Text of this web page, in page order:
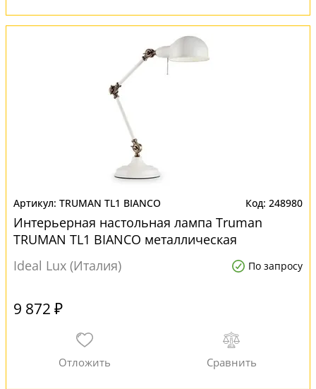
TRUMAN TL1 BIANCO 248980
Интерьерная настольная лампа Truman
TRUMAN TL1 BIANCO металлическая
Ideal Lux (Италия)
По запросу
9 872 ₽